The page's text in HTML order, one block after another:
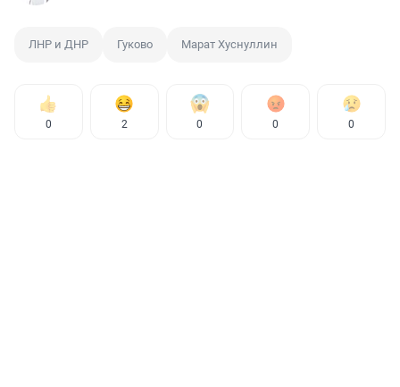
ЛНР и ДНР Гуково Марат Хуснуллин
0 2 0 0 0